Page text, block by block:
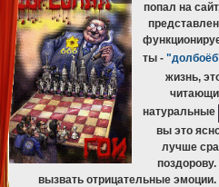
попал на
ты -
жизнь,
натуральные
вы это
лучше
вызвать отрицательные